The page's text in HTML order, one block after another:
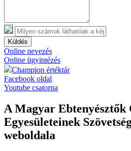
Küldés
Online nevezés
Online ügyintézés
Champion értéktár
Facebook oldal
Youtube csatorna
A Magyar Ebtenyésztők
Egyesületeinek
weboldala